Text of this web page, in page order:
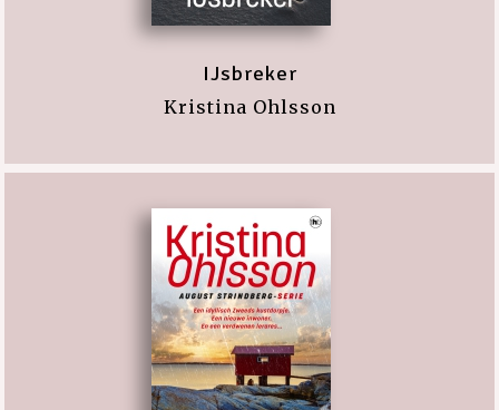
IJsbreker
Kristina Ohlsson